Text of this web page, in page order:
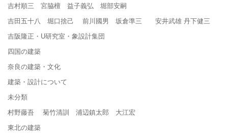
吉村順三 宮脇檀 益子義弘 堀部安嗣
吉田五十八 堀口捨己 前川國男 坂倉準三 安井武雄 丹下健三
吉阪隆正・U研究室・象設計集団
四国の建築
奈良の建築・文化
建築・設計について
未分類
村野藤吾 菊竹清訓 浦辺鎮太郎 大江宏
東北の建築